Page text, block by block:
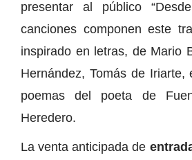
presentar al público
canciones componen este
inspirado en letras, de Mario
Hernández, Tomás de Iriarte,
poemas del poeta de
Heredero.
La venta anticipada de